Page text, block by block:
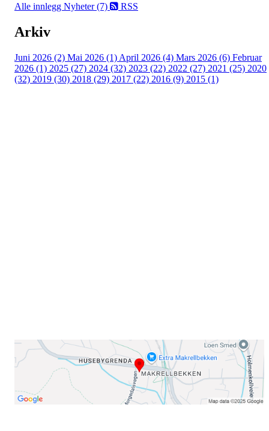
Alle innlegg Nyheter (7) RSS
Arkiv
Juni 2026 (2) Mai 2026 (1) April 2026 (4) Mars 2026 (6) Februar
2026 (1) 2025 (27) 2024 (32) 2023 (22) 2022 (27) 2021 (25) 2020
(32) 2019 (30) 2018 (29) 2017 (22) 2016 (9) 2015 (1)